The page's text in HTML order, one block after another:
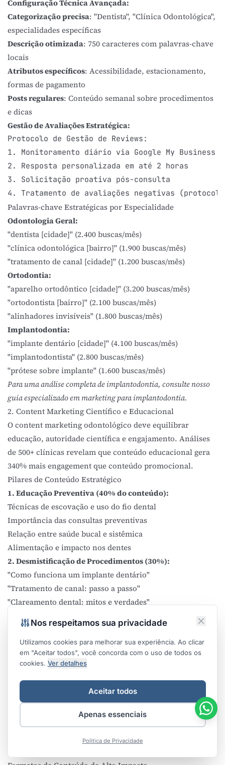
Configuração Técnica Avançada:
Categorização precisa: "Dentista", "Clínica Odontológica",
especialidades específicas
Descrição otimizada: 750 caracteres com palavras-chave
locais
Atributos específicos: Acessibilidade, estacionamento,
formas de pagamento
Posts regulares: Conteúdo semanal sobre procedimentos
e dicas
Gestão de Avaliações Estratégica:
Protocolo de Gestão de Reviews:
1. Monitoramento diário via Google My Business
2. Resposta personalizada em até 2 horas
3. Solicitação proativa pós-consulta
Palavras-chave Estratégicas por Especialidade
Odontologia Geral:
"dentista [cidade]" (2.400 buscas/mês)
"clínica odontológica [bairro]" (1.900 buscas/mês)
"tratamento de canal [cidade]" (1.200 buscas/mês)
Ortodontia:
"aparelho ortodôntico [cidade]" (3.200 buscas/mês)
"ortodontista [bairro]" (2.100 buscas/mês)
"alinhadores invisíveis" (1.800 buscas/mês)
Implantodontia:
"implante dentário [cidade]" (4.100 buscas/mês)
"implantodontista" (2.800 buscas/mês)
"prótese sobre implante" (1.600 buscas/mês)
Para uma análise completa de implantodontia, consulte nosso
guia especializado em marketing para implantodontia.
2. Content Marketing Científico e Educacional
O content marketing odontológico deve equilibrar
educação, autoridade científica e engajamento. Análises
de 500+ clínicas revelam que conteúdo educacional gera
340% mais engagement que conteúdo promocional.
Pilares de Conteúdo Estratégico
1. Educação Preventiva (40% do conteúdo):
Técnicas de escovação e uso do fio dental
Importância das consultas preventivas
Relação entre saúde bucal e sistêmica
Alimentação e impacto nos dentes
2. Desmistificação de Procedimentos (30%):
"Como funciona um implante dentário"
"Tratamento de canal: passo a passo"
"Clareamento dental: mitos e verdades"
"Sedação consciente: quando indicada"
3. Inovações e Tecnologia (20%):
Scanners intraorais e impressão 3D
Cirurgia guiada por computador
Laserterapia em odontologia
Materiais biocompatíveis avançados
4. Cases e Resultados (10%):
Transformações estéticas (com autorização)
Depoimentos de pacientes
Antes e depois de tratamentos
Nos respeitamos sua privacidade
Utilizamos cookies para melhorar sua experiência. Ao clicar
em "Aceitar todos", você concorda com o uso de todos os
cookies. Ver detalhes
Aceitar todos
Apenas essenciais
Politica de Privacidade